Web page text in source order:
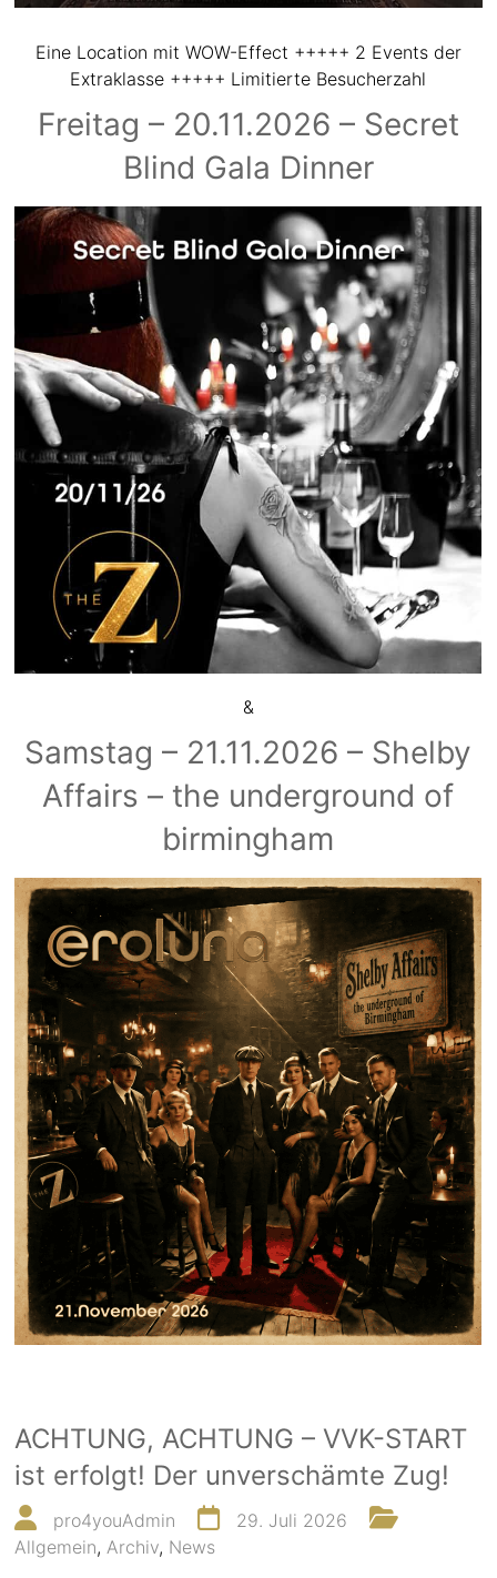
Eine Location mit WOW-Effect +++++ 2 Events der
Extraklasse +++++ Limitierte Besucherzahl
Freitag – 20.11.2026 – Secret
Blind Gala Dinner
&
Samstag – 21.11.2026 – Shelby
Affairs – the underground of
birmingham
ACHTUNG, ACHTUNG – VVK-START
ist erfolgt! Der unverschämte Zug!
pro4youAdmin
29. Juli 2026
Allgemein, Archiv, News